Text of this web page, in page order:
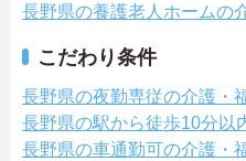
長野県の養護老人ホームの
こだわり条件
長野県の夜勤専従の介護・
長野県の駅から徒歩10分以
長野県の車通勤可の介護・